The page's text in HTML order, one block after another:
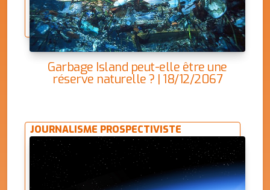
Garbage Island peut-elle être une
réserve naturelle ? | 18/12/2067
JOURNALISME PROSPECTIVISTE